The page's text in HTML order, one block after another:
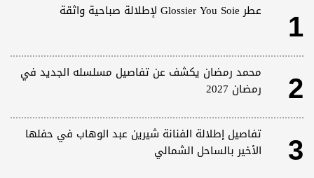
1 عطر Glossier You Soie لإطلالة صباحية واثقة
2
محمد رمضان يكشف عن تفاصيل مسلسله الجديد في
رمضان 2027
3
تفاصيل إطلالة الفنانة شيرين عبد الوهاب في حفلها
الأخير بالساحل الشمالي